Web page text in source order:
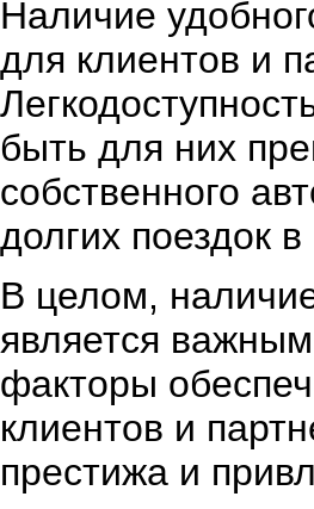
Наличие
для клиентов и
быть для них
собственного
долгих поездок в
В целом,
является
факторы
клиентов и
престижа и